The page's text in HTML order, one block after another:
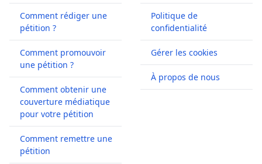
Comment rédiger une
pétition ?
Comment promouvoir
une pétition ?
Comment obtenir une
couverture médiatique
pour votre pétition
Comment remettre une
pétition
Politique de
confidentialité
Gérer les cookies
À propos de nous